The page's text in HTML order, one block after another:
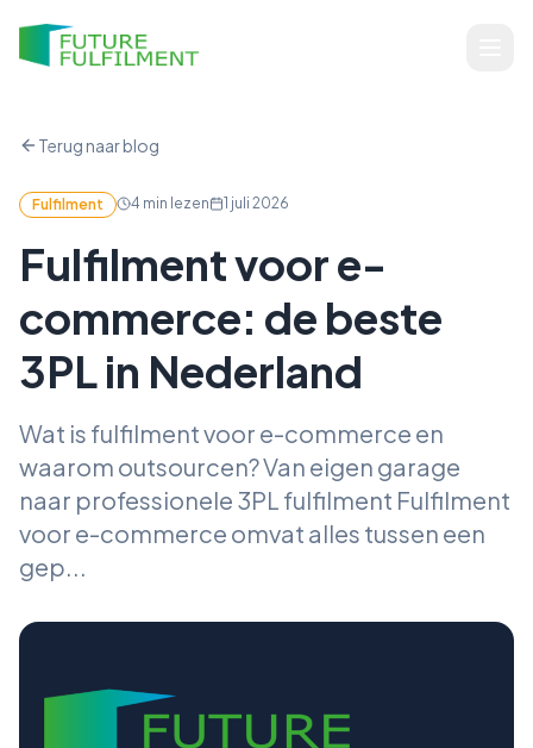
Terug naar blog
Fulfilment 4 min lezen 1 juli 2026
Fulfilment voor e-
commerce: de beste
3PL in Nederland
Wat is fulfilment voor e-commerce en
waarom outsourcen? Van eigen garage
naar professionele 3PL fulfilment Fulfilment
voor e-commerce omvat alles tussen een
gep...